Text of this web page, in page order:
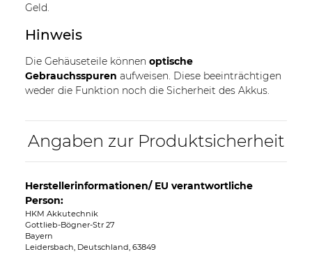
Geld.
Hinweis
Die Gehäuseteile können optische
Gebrauchsspuren aufweisen. Diese beeinträchtigen
weder die Funktion noch die Sicherheit des Akkus.
Angaben zur Produktsicherheit
Herstellerinformationen/ EU verantwortliche
Person:
HKM Akkutechnik
Gottlieb-Bögner-Str 27
Bayern
Leidersbach, Deutschland, 63849